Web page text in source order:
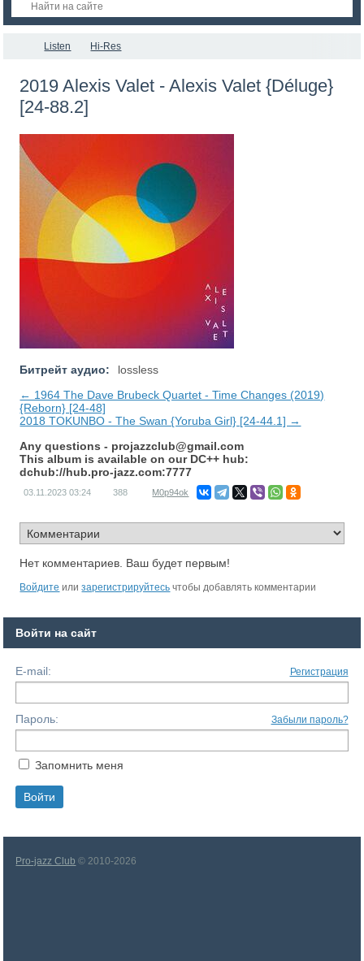
Listen Hi-Res
2019 Alexis Valet - Alexis Valet {Déluge}
[24-88.2]
Битрейт аудио:
lossless
← 1964 The Dave Brubeck Quartet - Time Changes (2019)
{Reborn} [24-48]
2018 TOKUNBO - The Swan {Yoruba Girl} [24-44.1] →
Any questions - projazzclub@gmail.com
This album is available on our DC++ hub:
dchub://hub.pro-jazz.com:7777
03.11.2023 03:24 388 M0p94ok
Нет комментариев. Ваш будет первым!
Войдите илизарегистрируйтесь чтобы добавлять комментарии
Войти на сайт
E-mail: Регистрация
Пароль: Забыли пароль?
Запомнить меня
Pro-jazz Club © 2010-2026